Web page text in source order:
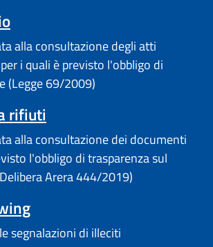
alla consultazione degli atti
i quali è previsto l'obbligo di
(Legge 69/2009)
rifiuti
alla consultazione dei documenti
l'obbligo di trasparenza sul
Arera 444/2019)
segnalazioni di illeciti